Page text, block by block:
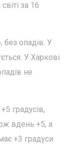
за 16
без опадів. У
У Харкові
не
градусів,
вдень +5, а
+3 градуси